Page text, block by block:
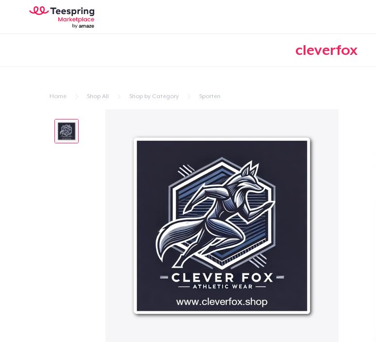
cleverfox
Home Shop All Shop by Category Sporten